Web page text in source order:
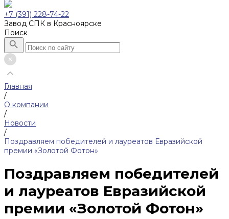
+7 (391) 228-74-22
Завод СПК в Красноярске
Поиск
Главная
/
О компании
/
Новости
/
Поздравляем победителей и лауреатов Евразийской
премии «Золотой Фотон»
Поздравляем победителей
и лауреатов Евразийской
премии «Золотой Фотон»